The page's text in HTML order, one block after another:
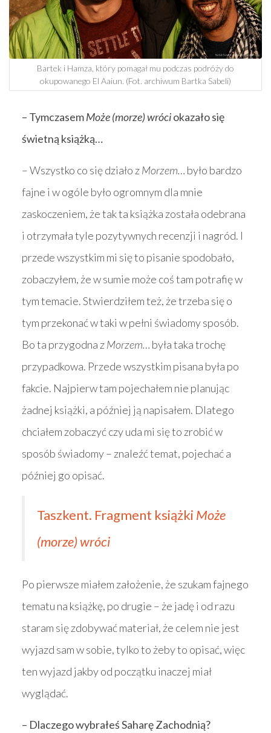
Bartek i Hamza, który pomagał mu podczas podróży do
okupowanego El Aaiun. (Fot. archiwum Bartka Sabeli)
– TymczasemMoże (morze) wróciokazało się
świetną książką…
– Wszystko co się działo zMorzem… było bardzo
fajne i w ogóle było ogromnym dla mnie
zaskoczeniem, że tak ta książka została odebrana
i otrzymała tyle pozytywnych recenzji i nagród. I
przede wszystkim mi się to pisanie spodobało,
zobaczyłem, że w sumie może coś tam potrafię w
tym temacie. Stwierdziłem też, że trzeba się o
tym przekonać w taki w pełni świadomy sposób.
Bo ta przygodna zMorzem… była taka trochę
przypadkowa. Przede wszystkim pisana była po
fakcie. Najpierw tam pojechałem nie planując
żadnej książki, a później ją napisałem. Dlatego
chciałem zobaczyć czy uda mi się to zrobić w
sposób świadomy – znaleźć temat, pojechać a
później go opisać.
Taszkent. Fragment książki Może
(morze) wróci
Po pierwsze miałem założenie, że szukam fajnego
tematu na książkę, po drugie – że jadę i od razu
staram się zdobywać materiał, że celem nie jest
wyjazd sam w sobie, tylko to żeby to opisać, więc
ten wyjazd jakby od początku inaczej miał
wyglądać.
– Dlaczego wybrałeś Saharę Zachodnią?